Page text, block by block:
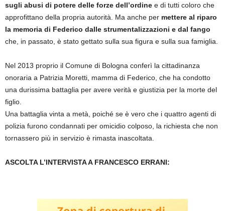
sugli abusi di potere delle forze dell’ordine e di tutti coloro che
approfittano della propria autorità. Ma anche per mettere al riparo
la memoria di Federico dalle strumentalizzazioni e dal fango
che, in passato, è stato gettato sulla sua figura e sulla sua famiglia.
Nel 2013 proprio il Comune di Bologna conferì la cittadinanza
onoraria a Patrizia Moretti, mamma di Federico, che ha condotto
una durissima battaglia per avere verità e giustizia per la morte del
figlio.
Una battaglia vinta a metà, poiché se è vero che i quattro agenti di
polizia furono condannati per omicidio colposo, la richiesta che non
tornassero più in servizio è rimasta inascoltata.
ASCOLTA L’INTERVISTA A FRANCESCO ERRANI: